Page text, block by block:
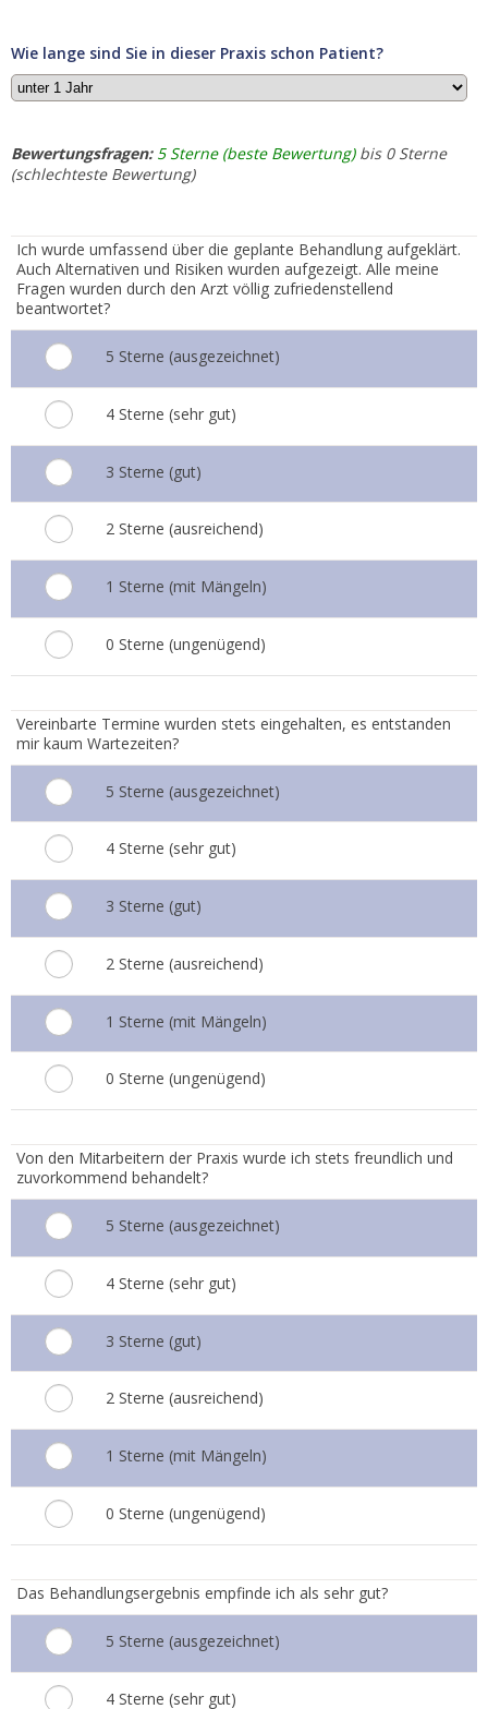
Wie lange sind Sie in dieser Praxis schon Patient?
Bewertungsfragen: 5 Sterne (beste Bewertung)bis 0 Sterne
(schlechteste Bewertung)
Ich wurde umfassend über die geplante Behandlung aufgeklärt.
Auch Alternativen und Risiken wurden aufgezeigt. Alle meine
Fragen wurden durch den Arzt völlig zufriedenstellend
beantwortet?
5 Sterne (ausgezeichnet)
4 Sterne (sehr gut)
3 Sterne (gut)
2 Sterne (ausreichend)
1 Sterne (mit Mängeln)
0 Sterne (ungenügend)
Vereinbarte Termine wurden stets eingehalten, es entstanden
mir kaum Wartezeiten?
5 Sterne (ausgezeichnet)
4 Sterne (sehr gut)
3 Sterne (gut)
2 Sterne (ausreichend)
1 Sterne (mit Mängeln)
0 Sterne (ungenügend)
Von den Mitarbeitern der Praxis wurde ich stets freundlich und
zuvorkommend behandelt?
5 Sterne (ausgezeichnet)
4 Sterne (sehr gut)
3 Sterne (gut)
2 Sterne (ausreichend)
1 Sterne (mit Mängeln)
0 Sterne (ungenügend)
Das Behandlungsergebnis empfinde ich als sehr gut?
5 Sterne (ausgezeichnet)
4 Sterne (sehr gut)